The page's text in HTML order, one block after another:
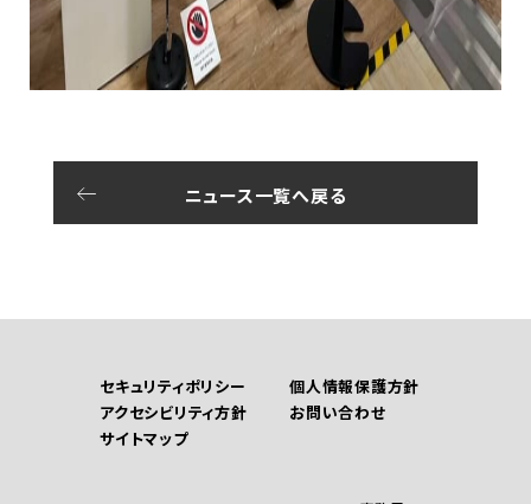
ニュース一覧へ戻る
セキュリティポリシー
個人情報保護方針
アクセシビリティ方針
お問い合わせ
サイトマップ